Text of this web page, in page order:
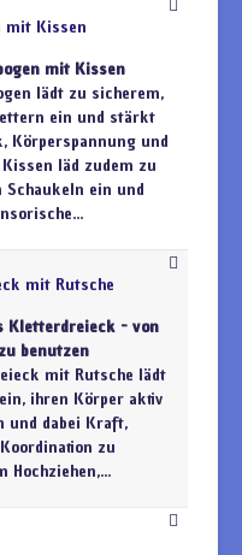
mit Kissen
mit Kissen
lädt zu sicherem,
ein und stärkt
Körperspannung und
Kissen läd zudem zu
Schaukeln ein und
mit Rutsche
Kletterdreieck - von
benutzen
mit Rutsche lädt
ihren Körper aktiv
und dabei Kraft,
zu
Hochziehen,...